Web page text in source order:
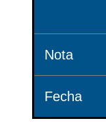
Nota
Fecha